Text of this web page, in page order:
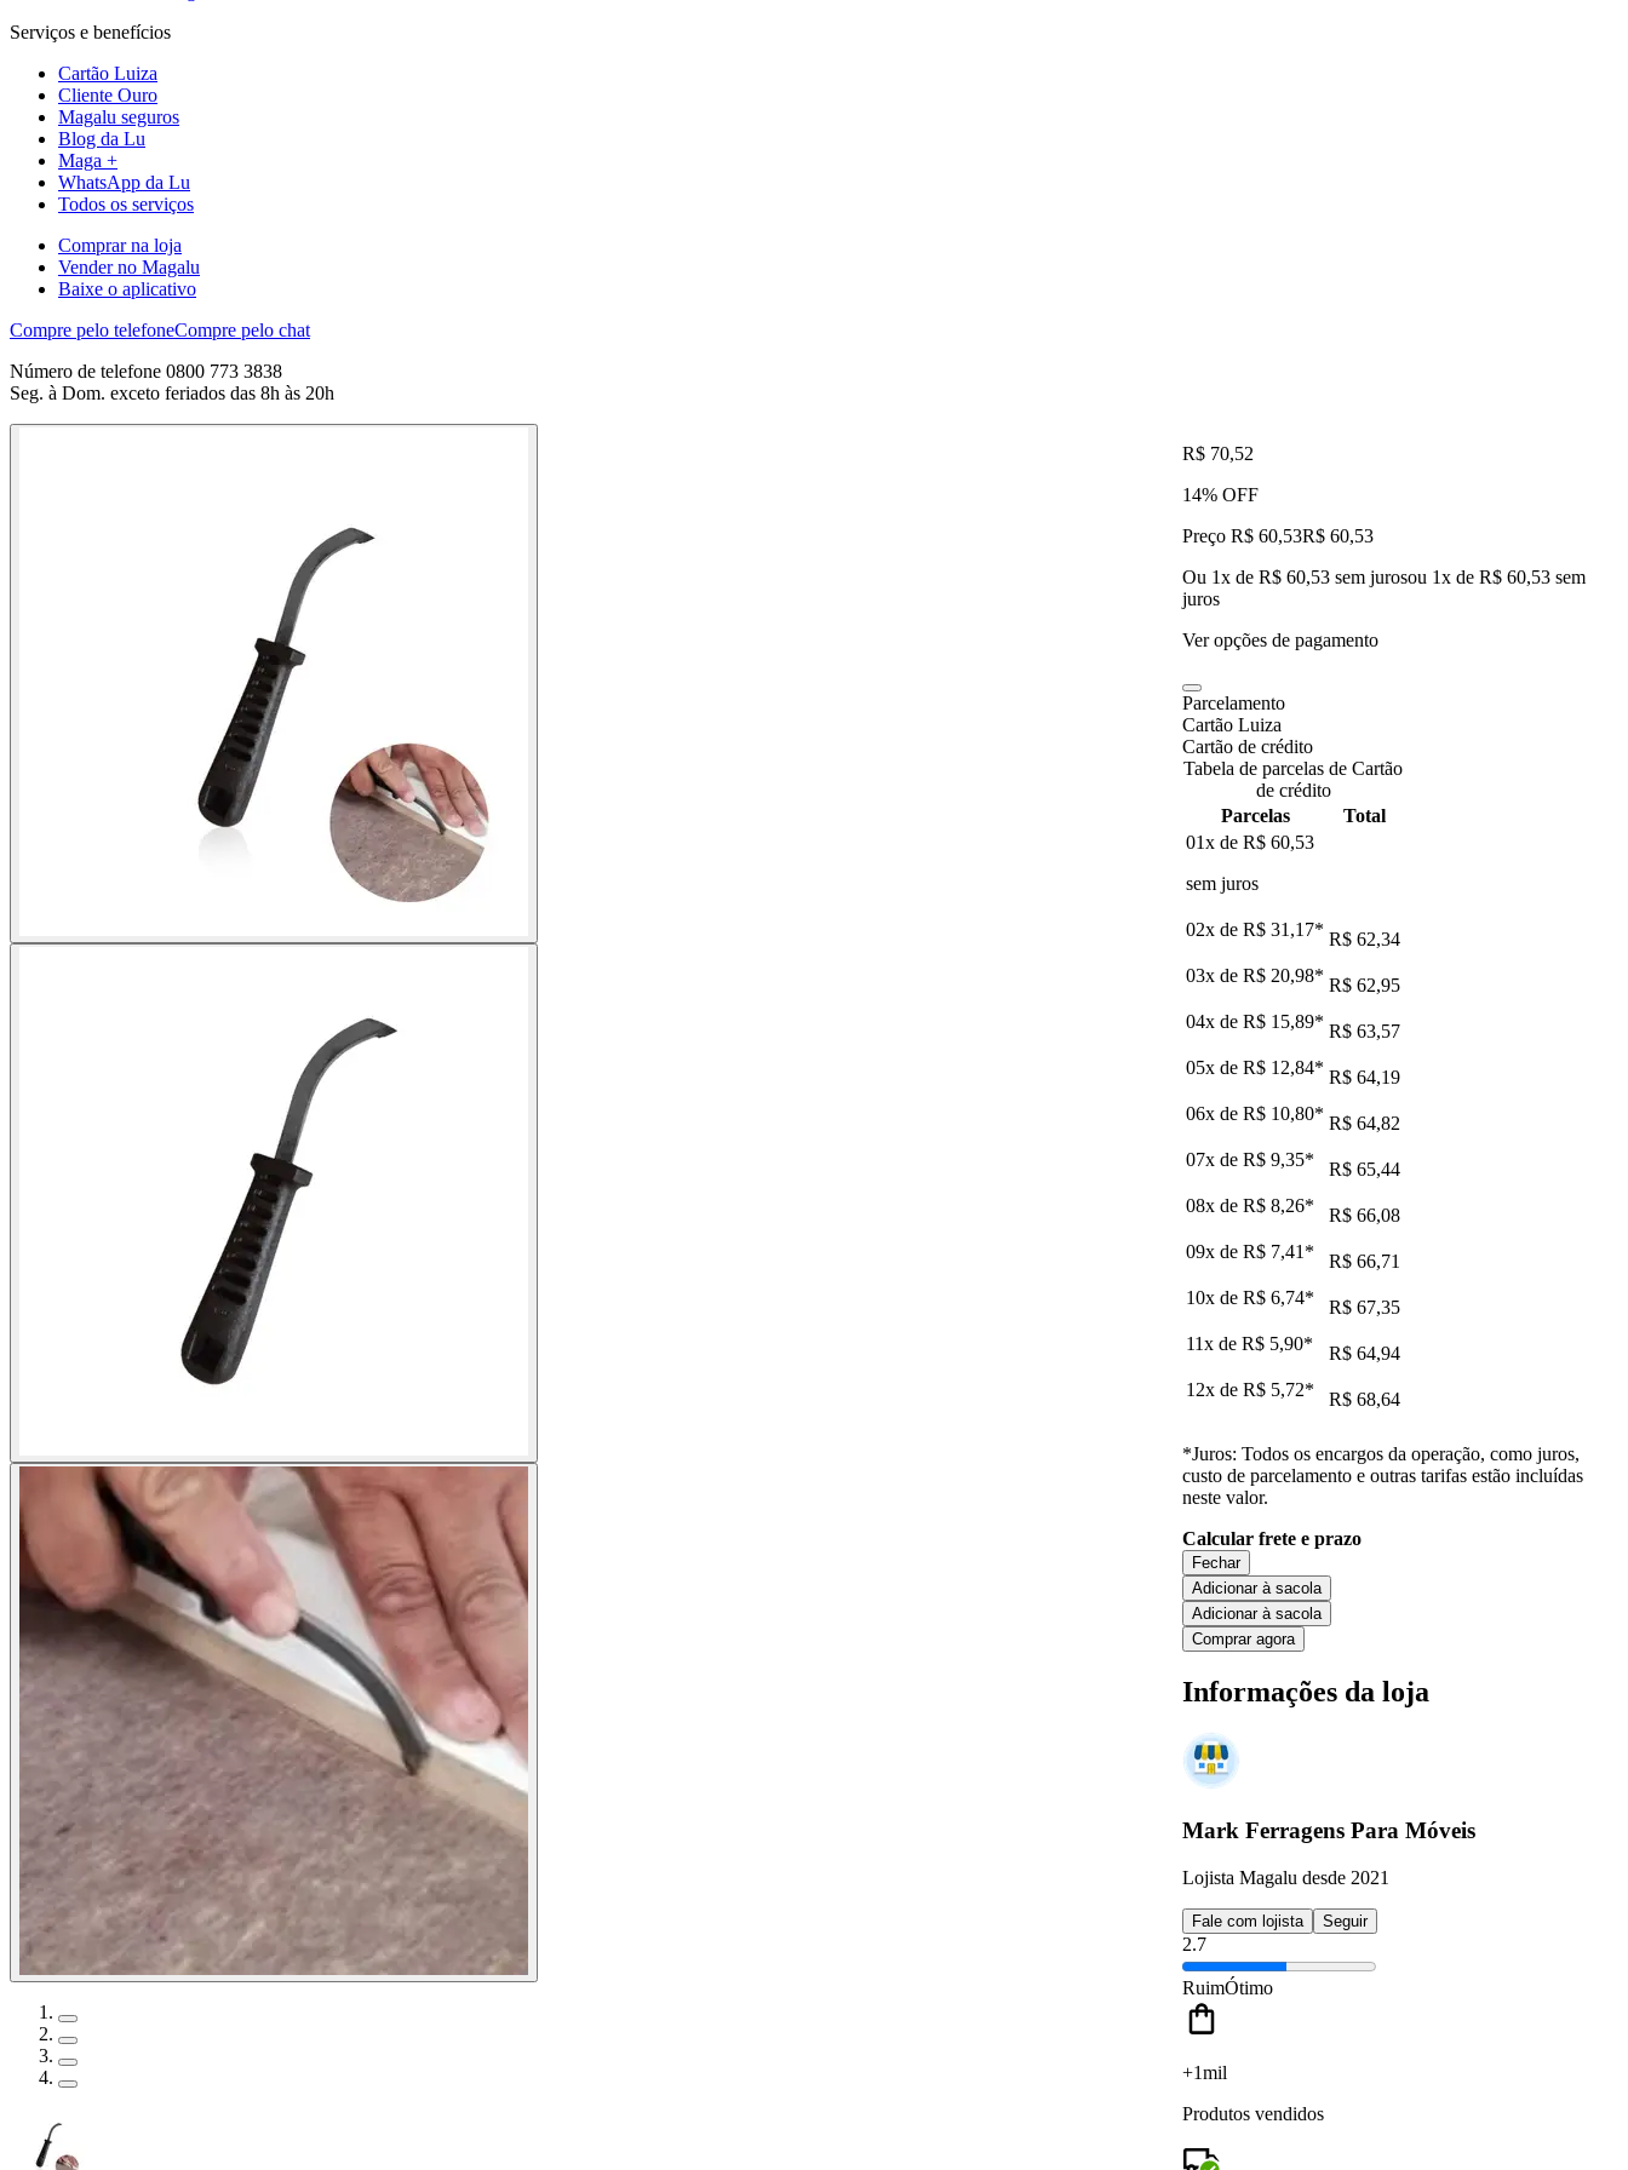
Serviços e benefícios
Cartão Luiza
Cliente Ouro
Magalu seguros
Blog da Lu
Maga +
WhatsApp da Lu
Todos os serviços
Comprar na loja
Vender no Magalu
Baixe o aplicativo
Compre pelo telefoneCompre pelo chat
Número de telefone 0800 773 3838
Seg. à Dom. exceto feriados das 8h às 20h
R$ 70,52
14% OFF
Preço R$ 60,53R$ 60,53
Ou 1x de R$ 60,53 sem jurosou 1x de R$ 60,53 sem
juros
Ver opções de pagamento
Parcelamento
Cartão Luiza
Cartão de crédito
Tabela de parcelas de Cartão
de crédito
Parcelas
Total
01x de R$ 60,53
sem juros
02x de R$ 31,17* R$ 62,34
03x de R$ 20,98* R$ 62,95
04x de R$ 15,89* R$ 63,57
05x de R$ 12,84* R$ 64,19
06x de R$ 10,80* R$ 64,82
07x de R$ 9,35*
R$ 65,44
08x de R$ 8,26*
R$ 66,08
09x de R$ 7,41 *
R$ 66,71
10x de R$ 6,74*
R$ 67,35
11x de R$ 5,90*
R$ 64,94
12x de R$ 5,72* R$ 68,64
*Juros: Todos os encargos da operação, como juros,
custo de parcelamento e outras tarifas estão incluídas
neste valor.
Calcular frete e prazo
Fechar
Adicionar à sacola
Adicionar à sacola
Comprar agora
Informações da loja
Mark Ferragens Para Móveis
Lojista Magalu desde 2021
Fale com lojista Seguir
2.7
RuimÓtimo
+1mil
Produtos vendidos